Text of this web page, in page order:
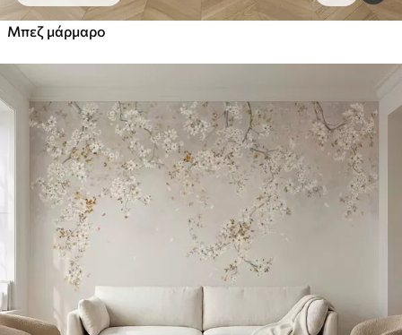
Μπεζ μάρμαρο